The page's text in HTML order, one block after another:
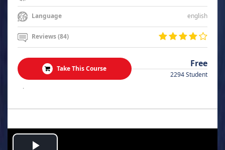
Language english
Reviews (84)
Take This Course Free
2294 Student
.